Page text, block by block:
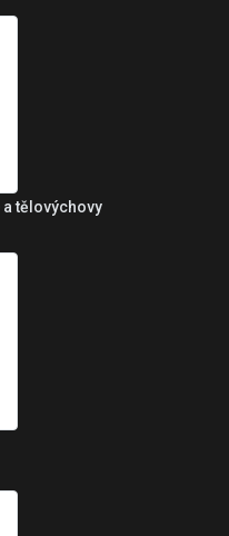
tělovýchovy